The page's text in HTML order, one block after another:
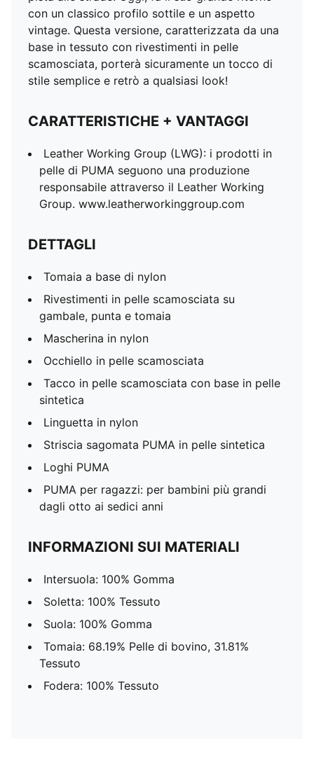
con un classico profilo sottile e un aspetto
vintage. Questa versione, caratterizzata da una
base in tessuto con rivestimenti in pelle
scamosciata, porterà sicuramente un tocco di
stile semplice e retrò a qualsiasi look!
CARATTERISTICHE + VANTAGGI
Leather Working Group (LWG): i prodotti in
pelle di PUMA seguono una produzione
responsabile attraverso il Leather Working
Group. www.leatherworkinggroup.com
DETTAGLI
Tomaia a base di nylon
Rivestimenti in pelle scamosciata su
gambale, punta e tomaia
Mascherina in nylon
Occhiello in pelle scamosciata
Tacco in pelle scamosciata con base in pelle
sintetica
Linguetta in nylon
Striscia sagomata PUMA in pelle sintetica
Loghi PUMA
PUMA per ragazzi: per bambini più grandi
dagli otto ai sedici anni
INFORMAZIONI SUI MATERIALI
Intersuola: 100% Gomma
Soletta: 100% Tessuto
Suola: 100% Gomma
Tomaia: 68.19% Pelle di bovino, 31.81%
Tessuto
Fodera: 100% Tessuto